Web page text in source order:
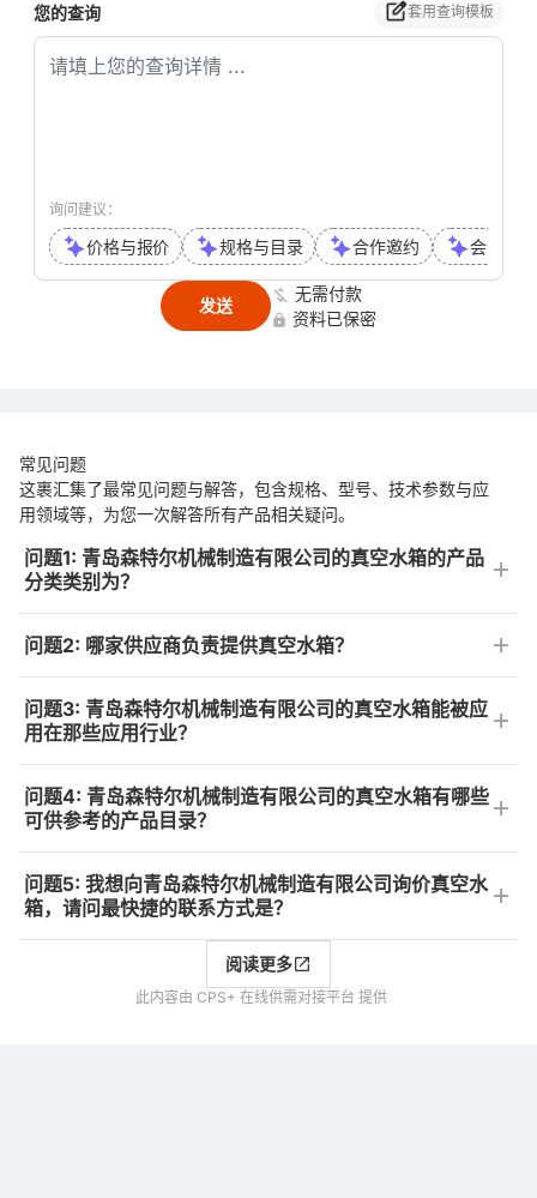
您的查询 套用查询模板
询问建议：
价格与报价 规格与目录 合作邀约 会议或
发送
无需付款
资料已保密
常见问题
这裹汇集了最常见问题与解答，包含规格、型号、技术参数与应
用领域等，为您一次解答所有产品相关疑问。
问题1: 青岛森特尔机械制造有限公司的真空水箱的产品
分类类别为？
问题2: 哪家供应商负责提供真空水箱？
问题3: 青岛森特尔机械制造有限公司的真空水箱能被应
用在那些应用行业？
问题4: 青岛森特尔机械制造有限公司的真空水箱有哪些
可供参考的产品目录？
问题5: 我想向青岛森特尔机械制造有限公司询价真空水
箱，请问最快捷的联系方式是？
阅读更多
此内容由 CPS+ 在线供需对接平台 提供